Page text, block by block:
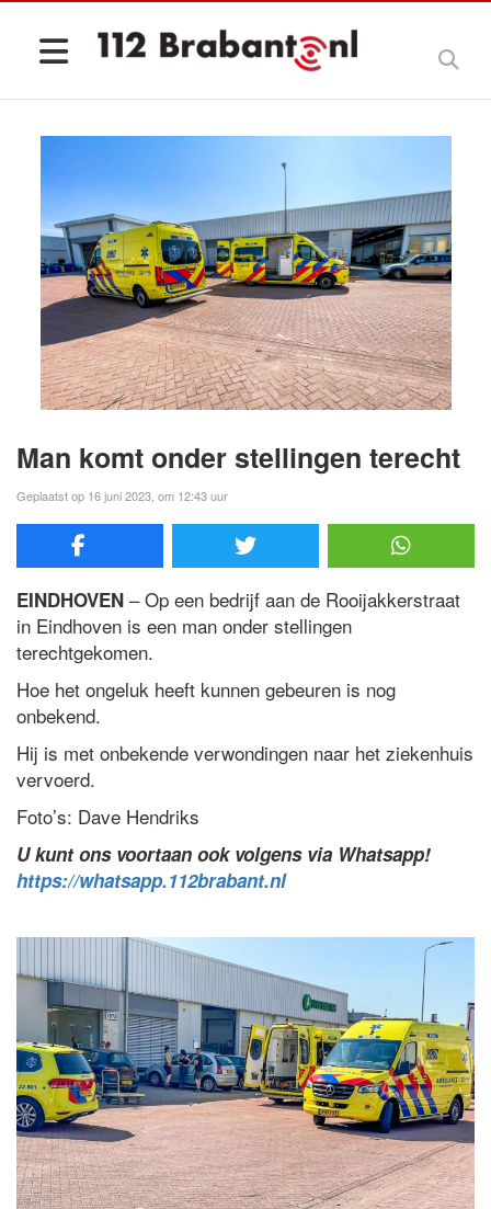
Man komt onder stellingen terecht
Geplaatst op 16 juni 2023, om 12:43 uur
EINDHOVEN – Op een bedrijf aan de Rooijakkerstraat
in Eindhoven is een man onder stellingen
terechtgekomen.
Hoe het ongeluk heeft kunnen gebeuren is nog
onbekend.
Hij is met onbekende verwondingen naar het ziekenhuis
vervoerd.
Foto’s: Dave Hendriks
U kunt ons voortaan ook volgens via Whatsapp!
https://whatsapp.112brabant.nl